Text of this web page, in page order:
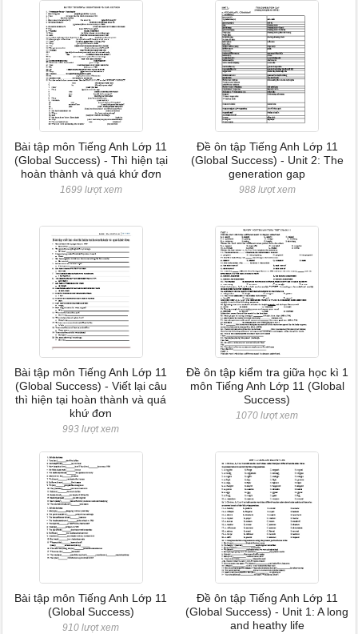
Bài tập môn Tiếng Anh Lớp 11
(Global Success) - Thì hiện tại
hoàn thành và quá khứ đơn
1699 lượt xem
Đề ôn tập Tiếng Anh Lớp 11
(Global Success) - Unit 2: The
generation gap
988 lượt xem
Bài tập môn Tiếng Anh Lớp 11
(Global Success) - Viết lại câu
thì hiện tại hoàn thành và quá
khứ đơn
993 lượt xem
Đề ôn tập kiểm tra giữa học kì 1
môn Tiếng Anh Lớp 11 (Global
Success)
1070 lượt xem
Bài tập môn Tiếng Anh Lớp 11
(Global Success)
910 lượt xem
Đề ôn tập Tiếng Anh Lớp 11
(Global Success) - Unit 1: A long
and heathy life